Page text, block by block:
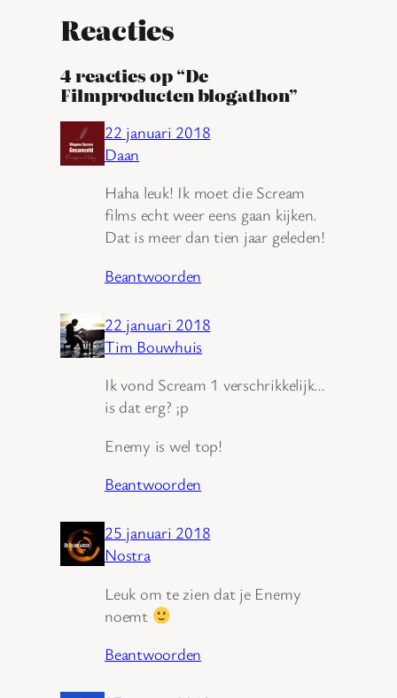
Reacties
4 reacties op “De
Filmproducten blogathon”
22 januari 2018
Daan
Haha leuk! Ik moet die Scream
films echt weer eens gaan kijken.
Dat is meer dan tien jaar geleden!
Beantwoorden
22 januari 2018
Tim Bouwhuis
Ik vond Scream 1 verschrikkelijk…
is dat erg? ;p
Enemy is wel top!
Beantwoorden
25 januari 2018
Nostra
Leuk om te zien dat je Enemy
noemt
Beantwoorden